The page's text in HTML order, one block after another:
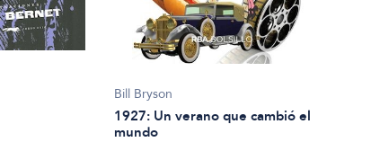
Bill Bryson
1927: Un verano que cambió el
mundo